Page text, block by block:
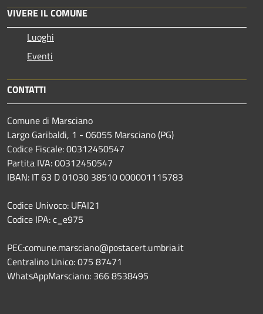
VIVERE IL COMUNE
Luoghi
Eventi
CONTATTI
Comune di Marsciano
Largo Garibaldi, 1 - 06055 Marsciano (PG)
Codice Fiscale: 00312450547
Partita IVA: 00312450547
IBAN: IT 63 D 01030 38510 000001115783
Codice Univoco: UFAI21
Codice IPA: c_e975
PEC:comune.marsciano@postacert.umbria.it
Centralino Unico: 075 87471
WhatsAppMarsciano: 366 8538495